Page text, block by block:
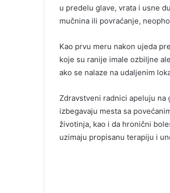
u predelu glave, vrata i usne
mučnina ili povraćanje,
Kao prvu meru nakon ujeda
koje su ranije imale ozbiljne
ako se nalaze na udaljenim
Zdravstveni radnici apeluju
izbegavaju mesta sa
životinja, kao i da hronični
uzimaju propisanu terapiju i